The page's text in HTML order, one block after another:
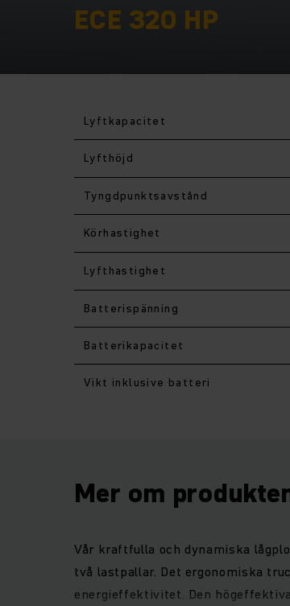
ECE 320 HP
Lyftkapacitet
Lyfthöjd
Tyngdpunktsavstånd
Körhastighet
Lyfthastighet
Batterispänning
Batterikapacitet
Vikt inklusive batteri
Mer om
Vår kraftfulla och dynamiska
två lastpallar. Det ergonomiska
energieffektivitet. Den